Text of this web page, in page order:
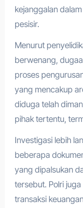
kejanggalan
pesisir.
Menurut
berwenang,
proses
yang mencakup
diduga telah
pihak tertentu,
Investigasi lebih
beberapa
yang dipalsukan
tersebut. Polri
transaksi